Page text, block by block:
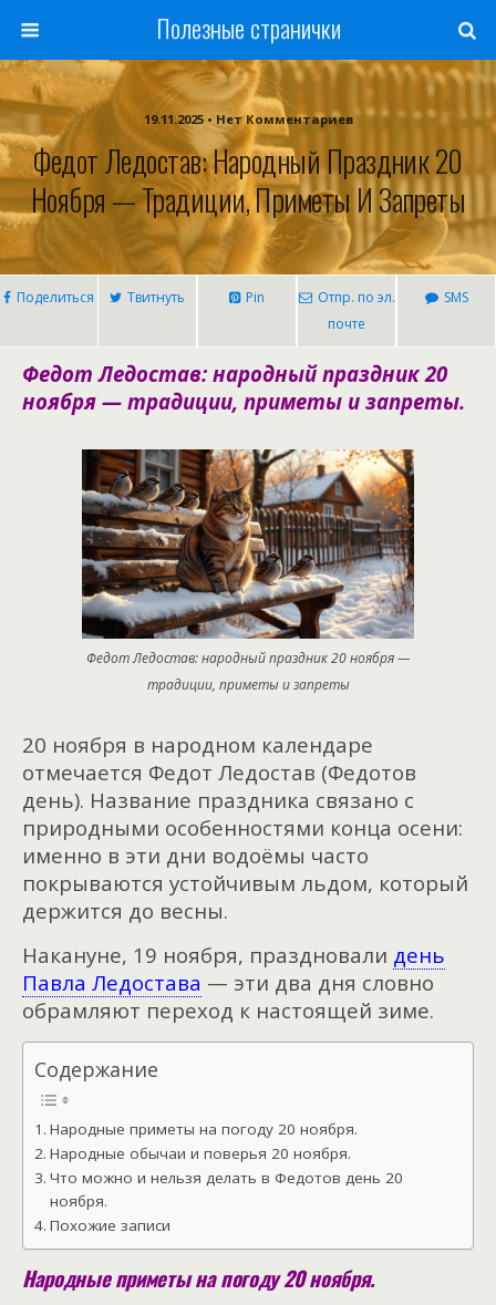
Полезные странички
19.11.2025 • Нет Комментариев
Федот Ледостав: Народный Праздник 20
Ноября — Традиции, Приметы И Запреты
Поделиться Твитнуть Pin
Отпр. по эл.
почте
SMS
Федот Ледостав: народный праздник 20
ноября — традиции, приметы и запреты.
Федот Ледостав: народный праздник 20 ноября —
традиции, приметы и запреты
20 ноября в народном календаре
отмечается Федот Ледостав (Федотов
день). Название праздника связано с
природными особенностями конца осени:
именно в эти дни водоёмы часто
покрываются устойчивым льдом, который
держится до весны.
Накануне, 19 ноября, праздновали день
Павла Ледостава — эти два дня словно
обрамляют переход к настоящей зиме.
Содержание
Народные приметы на погоду 20 ноября.
Народные обычаи и поверья 20 ноября.
Что можно и нельзя делать в Федотов день 20
ноября.
Похожие записи
Народные приметы на погоду 20 ноября.